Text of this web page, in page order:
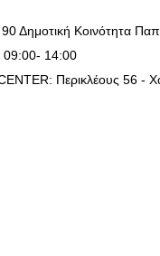
Δημοτική Κοινότητα
09:00- 14:00
Περικλέους 56 -